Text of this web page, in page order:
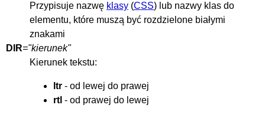
Przypisuje nazwę klasy (CSS) lub nazwy klas do
elementu, które muszą być rozdzielone białymi
znakami
DIR="kierunek"
Kierunek tekstu:
ltr - od lewej do prawej
rtl - od prawej do lewej